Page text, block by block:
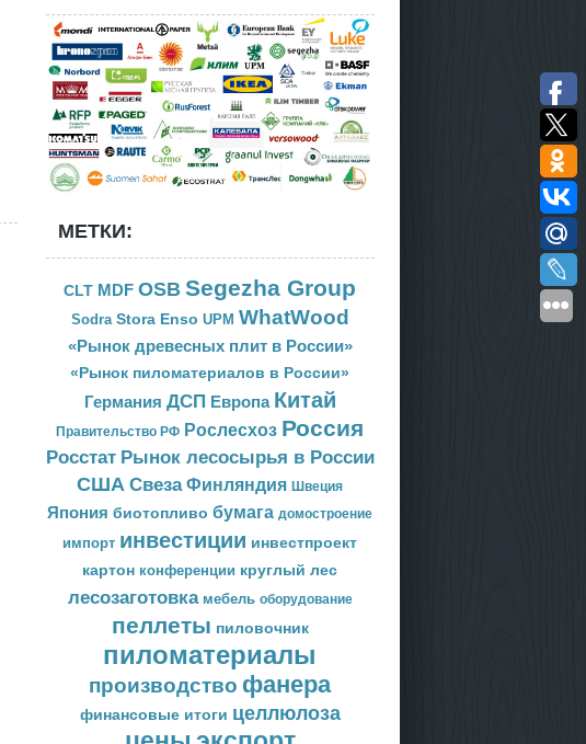
МЕТКИ:
CLT MDF OSB Segezha Group
Sodra Stora Enso UPM WhatWood
«Рынок древесных плит в России»
«Рынок пиломатериалов в России»
Германия ДСП Европа Китай
Правительство РФ Рослесхоз Россия
Росстат Рынок лесосырья в России
США Свеза Финляндия Швеция
Япония биотопливо бумага домостроение
импорт инвестиции инвестпроект
картон конференции круглый лес
лесозаготовка мебель оборудование
пеллеты пиловочник
пиломатериалы
производство фанера
финансовые итоги целлюлоза